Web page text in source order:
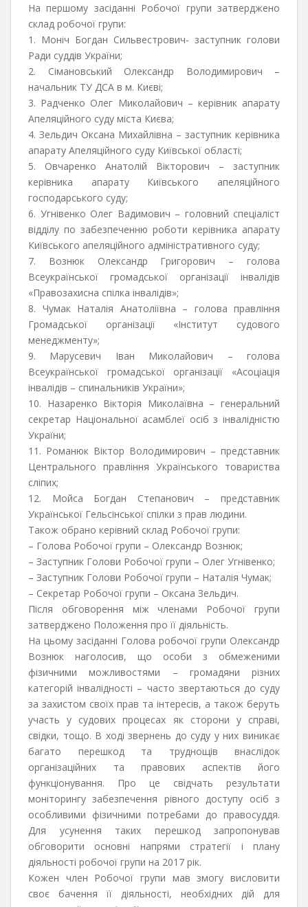
На першому засіданні Робочої групи затверджено
склад робочої групи:
1. Моніч Богдан Сильвестрович- заступник голови
Ради суддів України;
2. Сімановський Олександр Володимирович –
начальник ТУ ДСА в м. Києві;
3. Радченко Олег Миколайович – керівник апарату
Апеляційного суду міста Києва;
4. Зельдич Оксана Михайлівна – заступник керівника
апарату Апеляційного суду Київської області;
5. Овчаренко Анатолій Вікторович – заступник
керівника апарату Київського апеляційного
господарського суду;
6. Угнівенко Олег Вадимович – головний спеціаліст
відділу по забезпеченню роботи керівника апарату
Київського апеляційного адміністративного суду;
7. Вознюк Олександр Григорович – голова
Всеукраїнської громадської організації інвалідів
«Правозахисна спілка інвалідів»;
8. Чумак Наталія Анатоліївна – голова правління
Громадської організації «Інститут судового
менеджменту»;
9. Марусевич Іван Миколайович – голова
Всеукраїнської громадської організації «Асоціація
інвалідів – спинальників України»;
10. Назаренко Вікторія Миколаївна – генеральний
секретар Національної асамблеї осіб з інвалідністю
України;
11. Романюк Віктор Володимирович – представник
Центрального правління Українського товариства
сліпих;
12. Мойса Богдан Степанович – представник
Української Гельсінської спілки з прав людини.
Також обрано керівний склад Робочої групи:
– Голова Робочої групи – Олександр Вознюк;
– Заступник Голови Робочої групи – Олег Угнівенко;
– Заступник Голови Робочої групи – Наталія Чумак;
– Секретар Робочої групи – Оксана Зельдич.
Після обговорення між членами Робочої групи
затверджено Положення про її діяльність.
На цьому засіданні Голова робочої групи Олександр
Вознюк наголосив, що особи з обмеженими
фізичними можливостями – громадяни різних
категорій інвалідності – часто звертаються до суду
за захистом своїх прав та інтересів, а також беруть
участь у судових процесах як сторони у справі,
свідки, тощо. В ході звернень до суду у них виникає
багато перешкод та труднощів внаслідок
організаційних та правових аспектів його
функціонування. Про це свідчать результати
моніторингу забезпечення рівного доступу осіб з
особливими фізичними потребами до правосуддя.
Для усунення таких перешкод запропонував
обговорити основні напрями стратегії і плану
діяльності робочої групи на 2017 рік.
Кожен член Робочої групи мав змогу висловити
своє бачення її діяльності, необхідних дій для